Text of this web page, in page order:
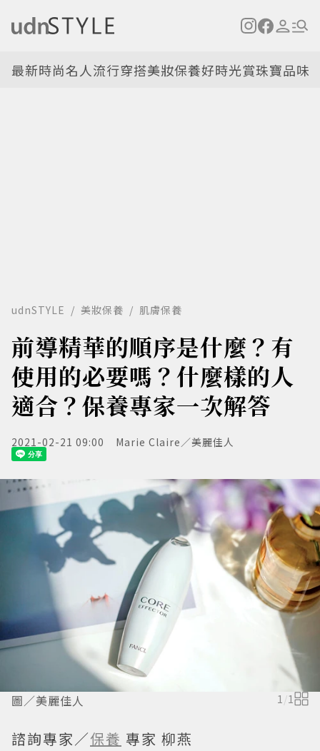
最新時尚名人流行穿搭美妝保養好時光賞珠寶品味
udnSTYLE 美妝保養 肌膚保養
前導精華的順序是什麼？有
使用的必要嗎？什麼樣的人
適合？保養專家一次解答
2021-02-21 09:00 Marie Claire／美麗佳人
圖／美麗佳人 1/1
諮詢專家／保養 專家 柳燕